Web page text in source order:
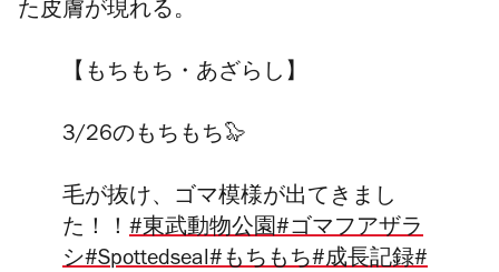
た皮膚が現れる。
【もちもち・あざらし】
3/26のもちもち🦭
毛が抜け、ゴマ模様が出てきまし
た！！ #東武動物公園#ゴマフアザラ
シ#Spottedseal#もちもち#成長記録#